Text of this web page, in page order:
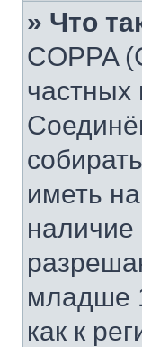
» Что
COPPA
частных
иметь
наличие
младше
как к